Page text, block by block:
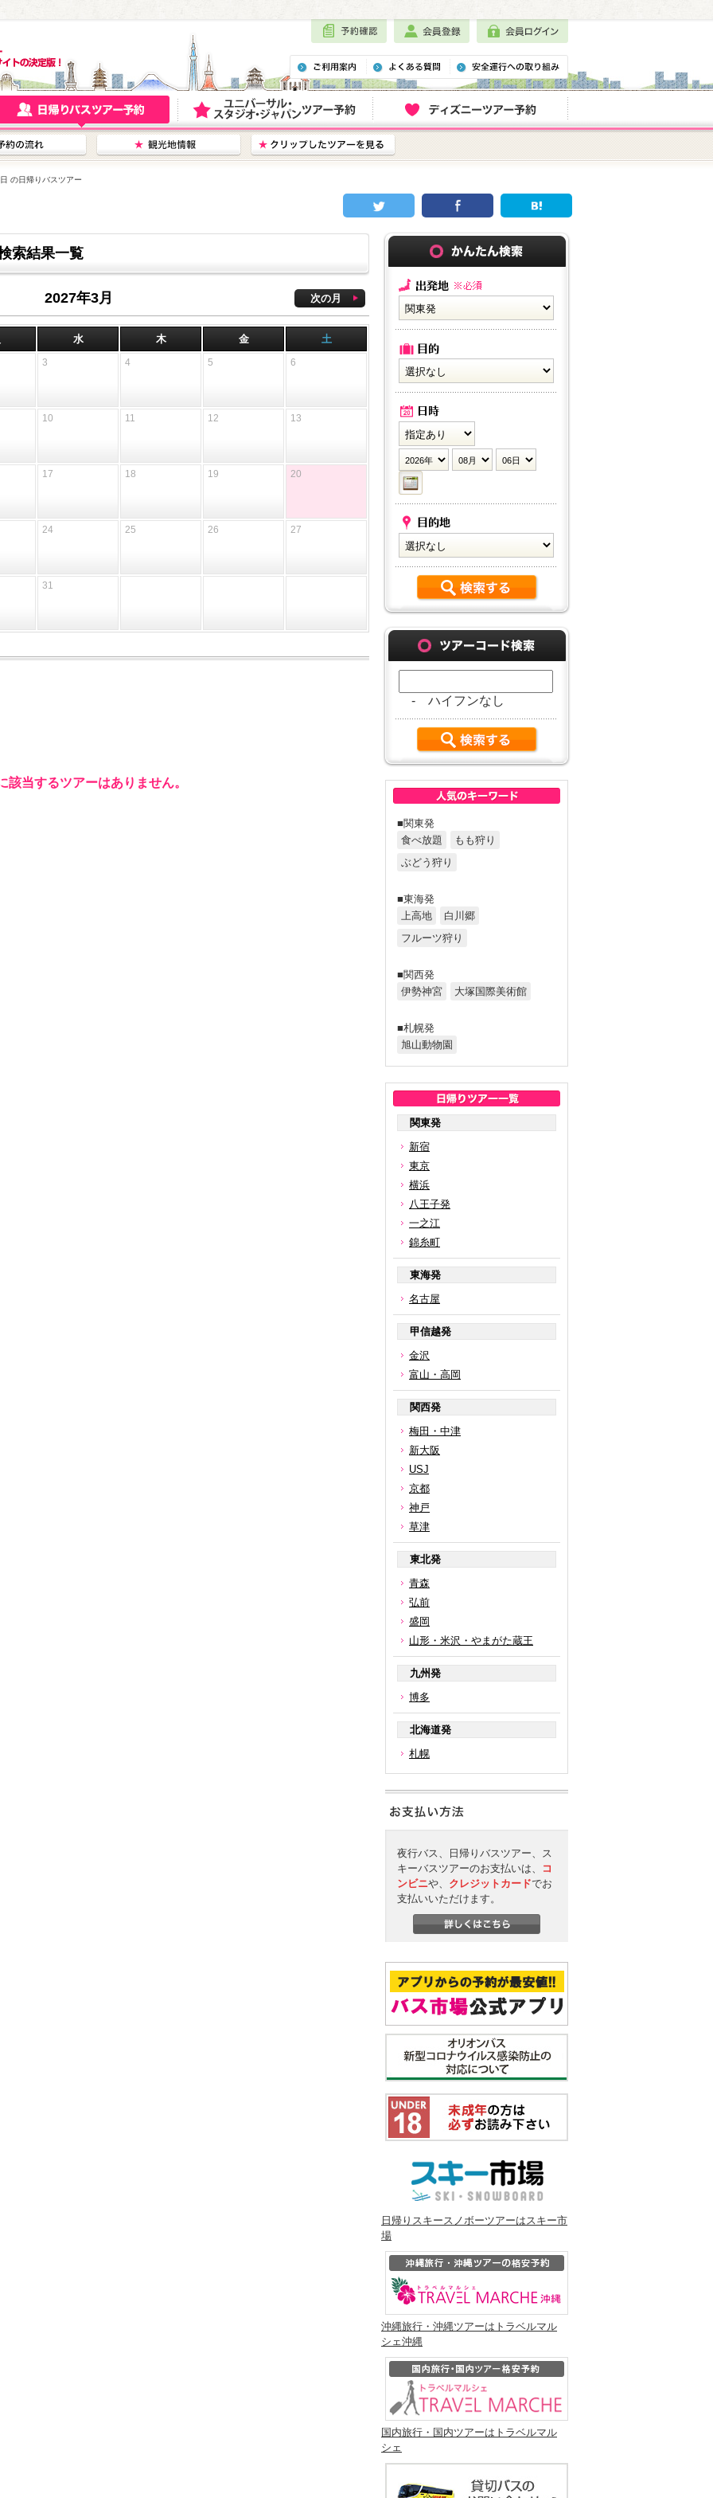
の日帰りバスツアー
- ハイフンなし
■関東発
食べ放題
もも狩り
ぶどう狩り
■東海発
上高地
白川郷
フルーツ狩り
■関西発
伊勢神宮
大塚国際美術館
■札幌発
旭山動物園
関東発
新宿
東京
横浜
八王子発
一之江
錦糸町
東海発
名古屋
甲信越発
金沢
富山・高岡
関西発
梅田・中津
新大阪
USJ
京都
神戸
草津
東北発
青森
弘前
盛岡
山形・米沢・やまがた蔵王
九州発
博多
北海道発
札幌
夜行バス、日帰りバスツアー、ス
キーバスツアーのお支払いは、
コ
ンビニや、 クレジットカードでお
支払いいただけます。
日帰りスキースノボーツアーはスキー市
場
沖縄旅行・沖縄ツアーはトラベルマル
シェ沖縄
国内旅行・国内ツアーはトラベルマル
シェ
索結果一覧
次の月
2027年3月
水 木 金 土
3 4 5 6
10 11 12 13
17 18 19 20
24 25 26 27
31
該当するツアーはありません。